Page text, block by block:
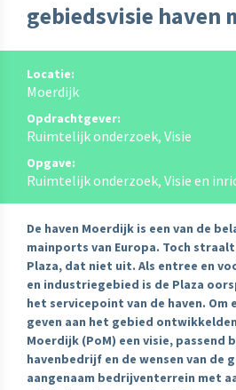
gebiedsvisie haven
Locatie:
Moerdijk
Opdrachtgever:
Ruimtelijk onderzoek, Visie
Opgave:
Ruimtelijk onderzoek, Visie en
De haven Moerdijk is een van de
mainports van Europa. Toch
Plaza, dat niet uit. Als entree en
en industriegebied is de Plaza
het servicepoint van de haven.
geven aan het gebied
Moerdijk (PoM) een visie, passend
havenbedrijf en de wensen van de
aangenaam bedrijventerrein met